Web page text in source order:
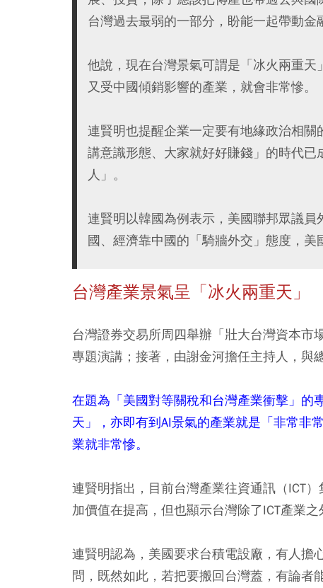
台灣過去最弱的一部分，盼能一起帶動金
他說，現在台灣景氣可謂是「冰火兩重天
又受中國傾銷影響的產業，就會非常慘。
連賢明也提醒企業一定要有地緣政治相
講意識形態、大家就好好賺錢」的時代
人」。
連賢明以韓國為例表示，美國聯邦眾議
國、經濟靠中國的「騎牆外交」態度，美
台灣產業景氣呈「冰火兩重天
台灣證券交易所周四舉辦「壯大台灣資本市
專題演講；接著，由謝金河擔任主持人，與
在題為「美國對等關稅和台灣產業衝擊」的
天」，亦即有到AI景氣的產業就是「非常非
業就非常慘。
連賢明指出，目前台灣產業往資通訊（ICT
加價值在提高，但也顯示台灣除了ICT產業
連賢明認為，美國要求台積電設廠，有人擔
問，既然如此，若把要搬回台灣蓋，有論者